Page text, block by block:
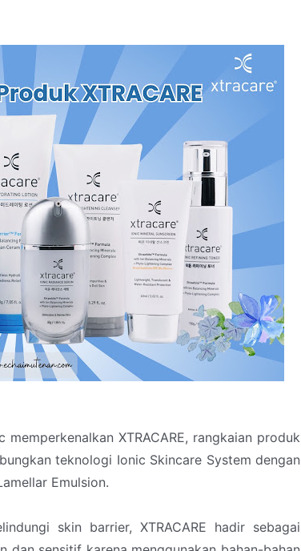
XTRACARE, rangkaian produk
teknologi Ionic Skincare System dengan
Emulsion.
skin barrier, XTRACARE hadir sebagai